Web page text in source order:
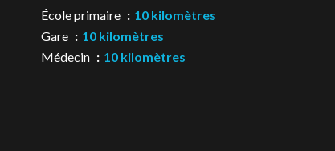
École primaire
10 kilomètres
Gare
10 kilomètres
Médecin
10 kilomètres